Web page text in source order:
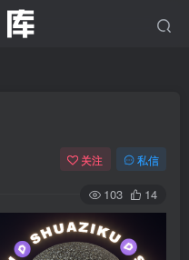
关注 私信
103 14